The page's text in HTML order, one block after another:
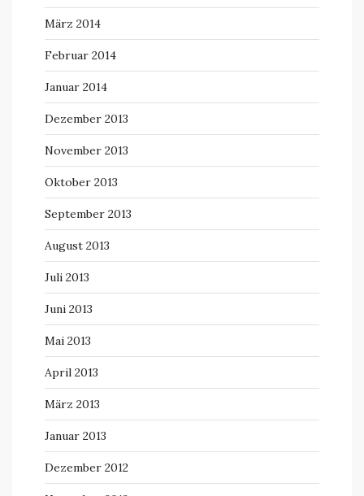
März 2014
Februar 2014
Januar 2014
Dezember 2013
November 2013
Oktober 2013
September 2013
August 2013
Juli 2013
Juni 2013
Mai 2013
April 2013
März 2013
Januar 2013
Dezember 2012